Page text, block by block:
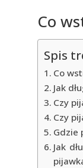
Co
Spis
Co
Jak
Czy
Czy
Gdzie
Jak